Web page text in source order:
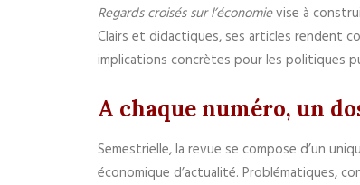
Regards croisés sur l’économievise à
Clairs et didactiques, ses articles rendent
implications concrètes pour les politiques
A chaque numéro, un
Semestrielle, la revue se compose d’un
économique d’actualité. Problématiques,